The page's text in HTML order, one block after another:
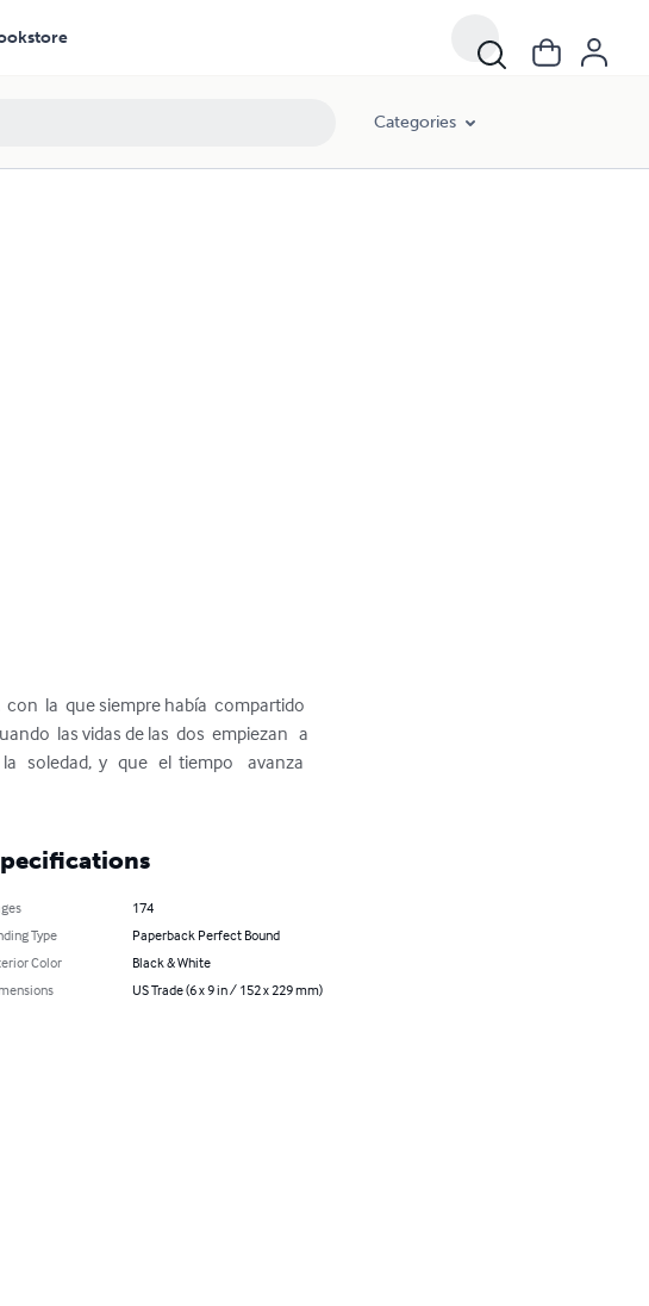
Categories
con  la  que siempre había  compartido
las vidas de las  dos  empiezan   a
soledad,  y   que   el  tiempo    avanza
174
Type
Paperback Perfect Bound
Color
Black & White
US Trade (6 x 9 in / 152 x 229 mm)